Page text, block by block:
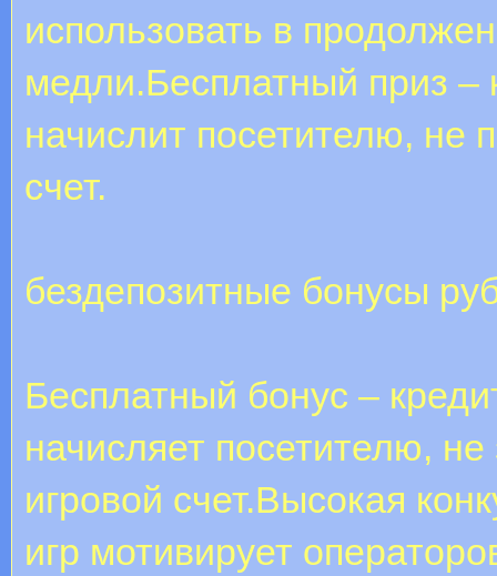
использовать в
медли.Бесплатный приз –
начислит посетителю, не
счет.
бездепозитные бонусы
Бесплатный бонус –
начисляет посетителю, не
игровой счет.Высокая
игр мотивирует